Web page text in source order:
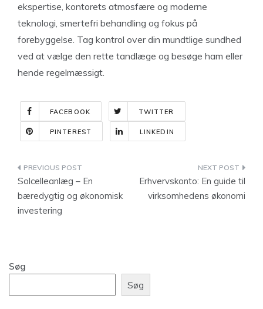
ekspertise, kontorets atmosfære og moderne
teknologi, smertefri behandling og fokus på
forebyggelse. Tag kontrol over din mundtlige sundhed
ved at vælge den rette tandlæge og besøge ham eller
hende regelmæssigt.
FACEBOOK TWITTER
PINTEREST LINKEDIN
Indlægsnavigation
Solcelleanlæg – En
bæredygtig og økonomisk
investering
Erhvervskonto: En guide til
virksomhedens økonomi
Søg
Søg